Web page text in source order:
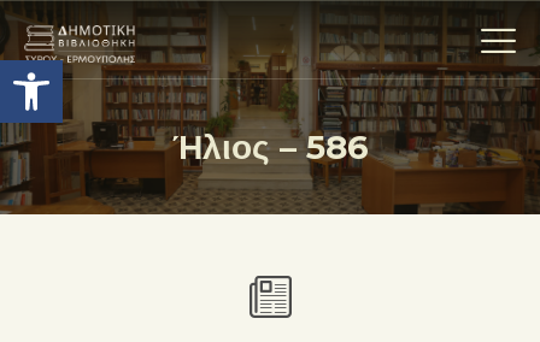
Ανοίξτε τη γραμμή εργαλείων
Ήλιος – 586
Η ΒΙΒΛΙΟΘΗΚΗ
ΟΙ ΣΥΛΛΟΓΈΣ